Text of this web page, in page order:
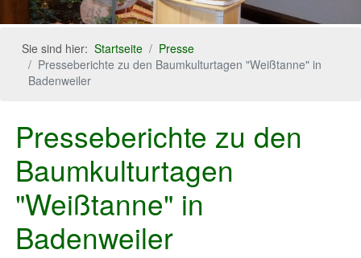
Sie sind hier:Startseite
Presse
Presseberichte zu den Baumkulturtagen "Weißtanne" in
Badenweiler
Presseberichte zu den
Baumkulturtagen
"Weißtanne" in
Badenweiler